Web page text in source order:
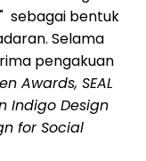
" sebagai bentuk
Selama
pengakuan
Awards, SEAL
Indigo Design
for Social